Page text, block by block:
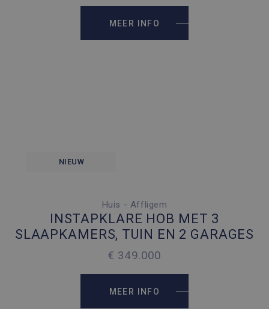
246 M2
MEER INFO
NIEUW
3 SLAAPKAMERS
4 PARKEERPLAATSEN
159 M2
264 M2
Huis - Affligem
INSTAPKLARE HOB MET 3
SLAAPKAMERS, TUIN EN 2 GARAGES
€ 349.000
MEER INFO